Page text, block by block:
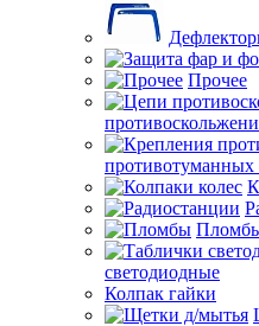
Прочее
противотуманных
светодиодные
Колпак гайки